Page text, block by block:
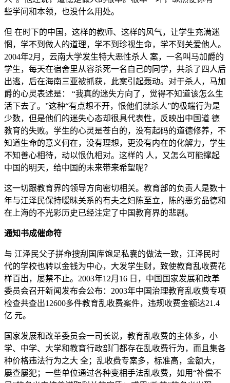
些学问和本领，也没什么用处。
但 在时下的中国，这样的教师、这样的风气，让学生充满迷
惘，学不到做人的道理，学不到珍视生命，学不到关爱他人。
2004年2月，云南大学发生特大恶性杀人 案，一名叫马加爵的
学生，每天在宿舍里从容杀死一名自己的同学，共杀了四人后
出逃，后在海南三亚被抓获，此案引起轰动。对于杀人，马加
爵的心灵表述是： “我真的迷失方向了，觉得不知道该怎么生
活下去了。”这种“有点想不开，恨他们就杀人”的极端行为是
少数，但是他们的迷失心态却很具代表性，反映出中国道 德
教育的失败。学生的心灵是苍白的，没有起码的道德修养，不
知道生命的意义何在，没有理想，更没有内在的化解力，学生
不知善心相待，动以恨仇相对。这样的 人，又怎么可能撑起
中国的明天，给中国的未来带来希望呢？
这一切跟教育界的领导方向密切相关。教育部的负责人是数十
年与江泽民保持暧昧关系的有夫之妇陈至立，陈的恶劣品德和
在上海的不光彩历史已经注定了中国教育界的悲剧。
通知书成催命符
与 江泽民父子拼命搜刮国库饱足私囊的做法一致，江泽民时
代的学校也转以金钱为中心，大发学生财，致使教育乱收费花
样百出，屡禁不止。2003年12月16 日，中国国家发展和改革
委员会召开新闻发布会公布：2003年中国治理教育乱收费专项
检查共查出12600多件教育乱收费案件，违规收费金额达21.4
亿 元。
国家发展和改革委员会一司长说，教育乱收费的主体多，小
学、中学、大学和教育行政部门都存在乱收费行为，而且集各
种价格违法行为之大 全；乱收费专案多，标准高，金额大，
屡查屡犯；一些单位通过各种变相手法乱收费，如用“补偿不